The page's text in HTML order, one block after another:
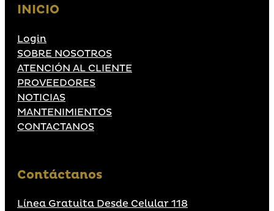
INICIO
Login
SOBRE NOSOTROS
ATENCIÓN AL CLIENTE
PROVEEDORES
NOTICIAS
MANTENIMIENTOS
CONTACTANOS
Contáctanos
Línea Gratuita Desde Celular 118